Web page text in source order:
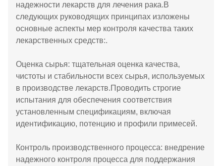
надежности лекарств для лечения рака.В
следующих руководящих принципах изложены
основные аспекты мер контроля качества таких
лекарственных средств:.
Оценка сырья: тщательная оценка качества,
чистоты и стабильности всех сырья, используемых
в производстве лекарств.Проводить строгие
испытания для обеспечения соответствия
установленным спецификациям, включая
идентификацию, потенцию и профили примесей.
Контроль производственного процесса: внедрение
надежного контроля процесса для поддержания